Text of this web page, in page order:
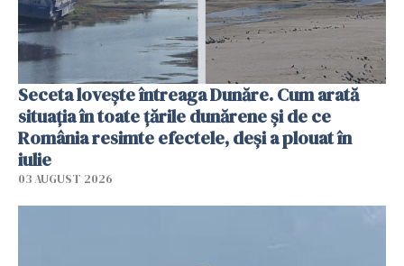
Seceta lovește întreaga Dunăre. Cum arată
situația în toate țările dunărene și de ce
România resimte efectele, deși a plouat în
iulie
03 AUGUST 2026